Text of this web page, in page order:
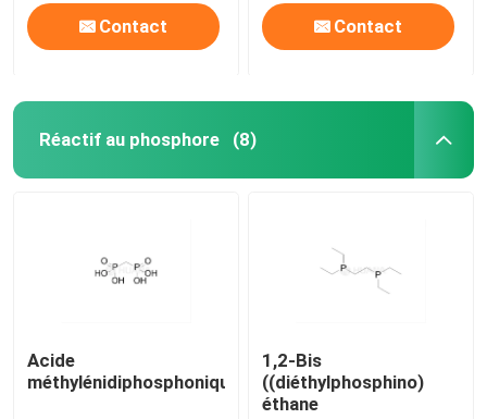
Contact Contact
Réactif au phosphore (8)
Acide
méthylénidiphosphonique
1,2-Bis
((diéthylphosphino)
éthane